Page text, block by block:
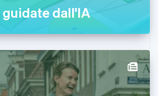
dall'IA